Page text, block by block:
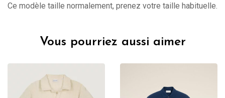
Ce modèle taille normalement, prenez votre taille habituelle.
Vous pourriez aussi aimer